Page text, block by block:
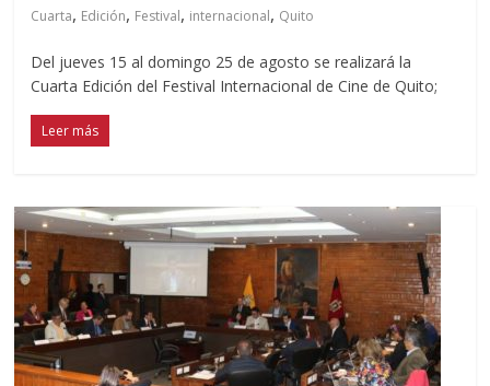
Cuarta, Edición, Festival, internacional, Quito
Del jueves 15 al domingo 25 de agosto se realizará la
Cuarta Edición del Festival Internacional de Cine de Quito;
Leer más